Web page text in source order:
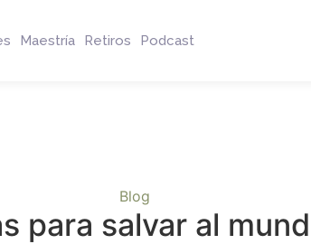
Maestría Retiros Podcast
Blog
para salvar al